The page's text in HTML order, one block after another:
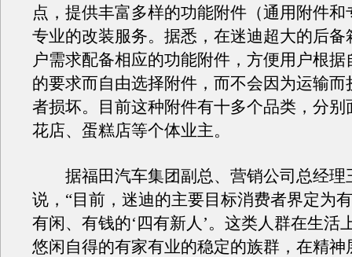
点，提供丰富多样的功能附件（通用附件和
专业的改装服务。据悉，在迷迪超大的后备
户需求配备相应的功能附件，方便用户根据
的要求而自由选择附件，而不会因为运输而
者损坏。目前这种附件有十多个品类，分别
花店、蛋糕店等个体业主。
据福田汽车集团副总、营销公司总经理
说，“目前，迷迪的主要目标消费者界定为
有闲、有钱的‘四有新人’。这类人群在生活
悠闲自得的有家有业的稳定的族群，在精神